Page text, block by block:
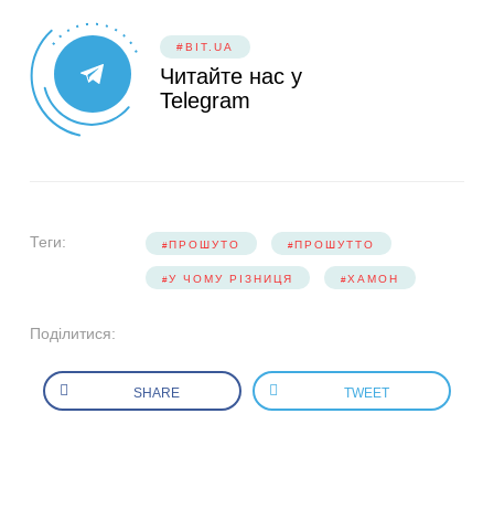
#BIT.UA
Читайте нас у
Telegram
Теги: ПРОШУТО ПРОШУТТО
У ЧОМУ РІЗНИЦЯ ХАМОН
Поділитися:
SHARE TWEET